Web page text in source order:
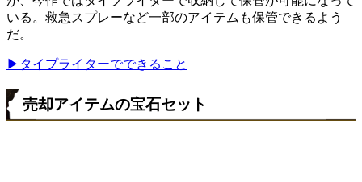
いる。救急スプレーなど一部のアイテムも保管できるよう
だ。
▶タイプライターでできること
売却アイテムの宝石セット